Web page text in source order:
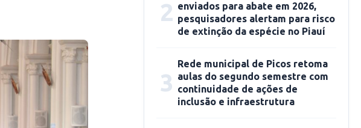
2 enviados para abate em 2026,
pesquisadores alertam para risco
de extinção da espécie no Piauí
3
Rede municipal de Picos retoma
aulas do segundo semestre com
continuidade de ações de
inclusão e infraestrutura